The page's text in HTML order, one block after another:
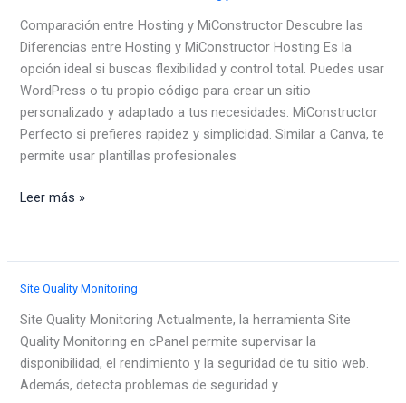
Outlook
Comparación entre Hosting y MiConstructor Descubre las
Diferencias entre Hosting y MiConstructor Hosting Es la
opción ideal si buscas flexibilidad y control total. Puedes usar
WordPress o tu propio código para crear un sitio
personalizado y adaptado a tus necesidades. MiConstructor
Perfecto si prefieres rapidez y simplicidad. Similar a Canva, te
permite usar plantillas profesionales
Descubre
entre
Hosting
MiConstructor
Leer más »
Site Quality Monitoring
Site Quality Monitoring Actualmente, la herramienta Site
Quality Monitoring en cPanel permite supervisar la
disponibilidad, el rendimiento y la seguridad de tu sitio web.
Además, detecta problemas de seguridad y